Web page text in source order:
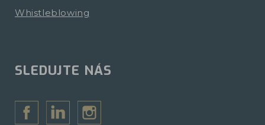
Whistleblowing
SLEDUJTE NÁS